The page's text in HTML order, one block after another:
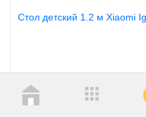
Стол детский 1.2 м Xiaomi
Артикул: 976543